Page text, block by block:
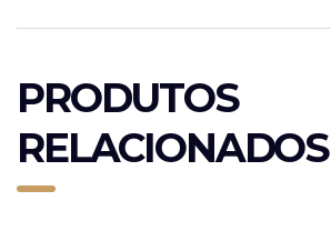
PRODUTOS
RELACIONADOS